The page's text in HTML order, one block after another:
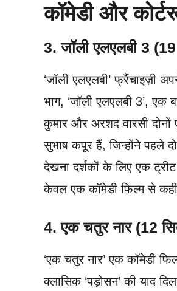
कॉमेडी और
3. जॉली एलएलबी 3
‘जॉली एलएलबी’ फ्रैंचाइज़ी
भाग, ‘जॉली एलएलबी 3’,
कुमार और अरशद वारसी
सुभाष कपूर हैं, जिन्होंने पहले
देखना दर्शकों के लिए एक
केवल एक कॉमेडी फिल्म से कहीं
4. एक चतुर नार (12
‘एक चतुर नार’ एक कॉमेडी
क्लासिक ‘पड़ोसन’ की याद